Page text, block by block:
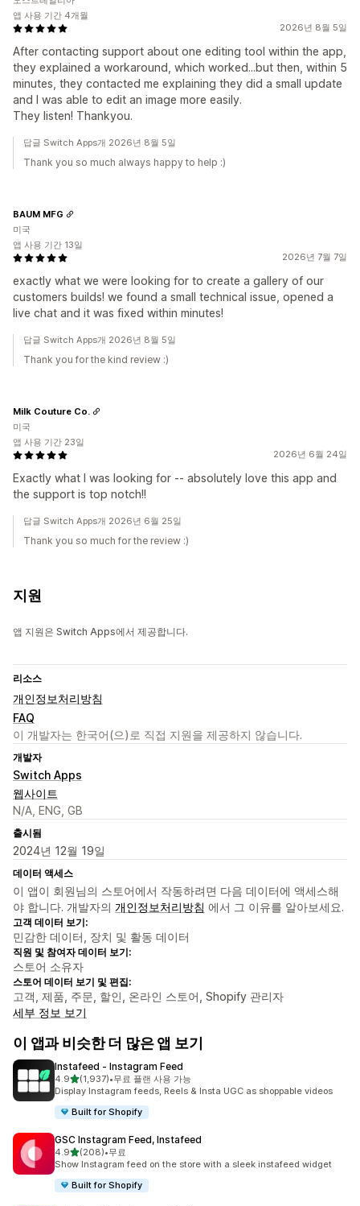
2026년 8월 5일
After contacting support about one editing tool within the app,
they explained a workaround, which worked...but then, within 5
minutes, they contacted me explaining they did a small update
and I was able to edit an image more easily.
They listen! Thankyou.
앱 사용 기간 4개월
답글 Switch Apps개 2026년 8월 5일
Thank you so much always happy to help :)
2026년 7월 7일
exactly what we were looking for to create a gallery of our
customers builds! we found a small technical issue, opened a
live chat and it was fixed within minutes!
BAUM MFG
미국
앱 사용 기간 13일
답글 Switch Apps개 2026년 8월 5일
Thank you for the kind review :)
2026년 6월 24일
Exactly what I was looking for -- absolutely love this app and
the support is top notch!!
Milk Couture Co.
미국
앱 사용 기간 23일
답글 Switch Apps개 2026년 6월 25일
Thank you so much for the review :)
지원
앱 지원은 Switch Apps에서 제공합니다.
리소스
개인정보처리방침
FAQ
이 개발자는 한국어(으)로 직접 지원을 제공하지 않습니다.
개발자
Switch Apps
웹사이트
N/A, ENG, GB
출시됨
2024년 12월 19일
데이터 액세스
이 앱이 회원님의 스토어에서 작동하려면 다음 데이터에 액세스해
야 합니다. 개발자의 개인정보처리방침 에서 그 이유를 알아보세요.
고객 데이터 보기:
민감한 데이터, 장치 및 활동 데이터
직원 및 참여자 데이터 보기:
스토어 소유자
스토어 데이터 보기 및 편집:
고객, 제품, 주문, 할인, 온라인 스토어, Shopify 관리자
세부 정보 보기
이 앱과 비슷한 더 많은 앱 보기
Instafeed ‑ Instagram Feed
4.9별 5개 중
(1,937)
총 리뷰 1937개
•무료 플랜 사용 가능
Display Instagram feeds, Reels & Insta UGC as shoppable videos
Built for Shopify
GSC Instagram Feed, Instafeed
4.9별 5개 중
(208)
총 리뷰 208개
•무료
Show Instagram feed on the store with a sleek instafeed widget
Built for Shopify